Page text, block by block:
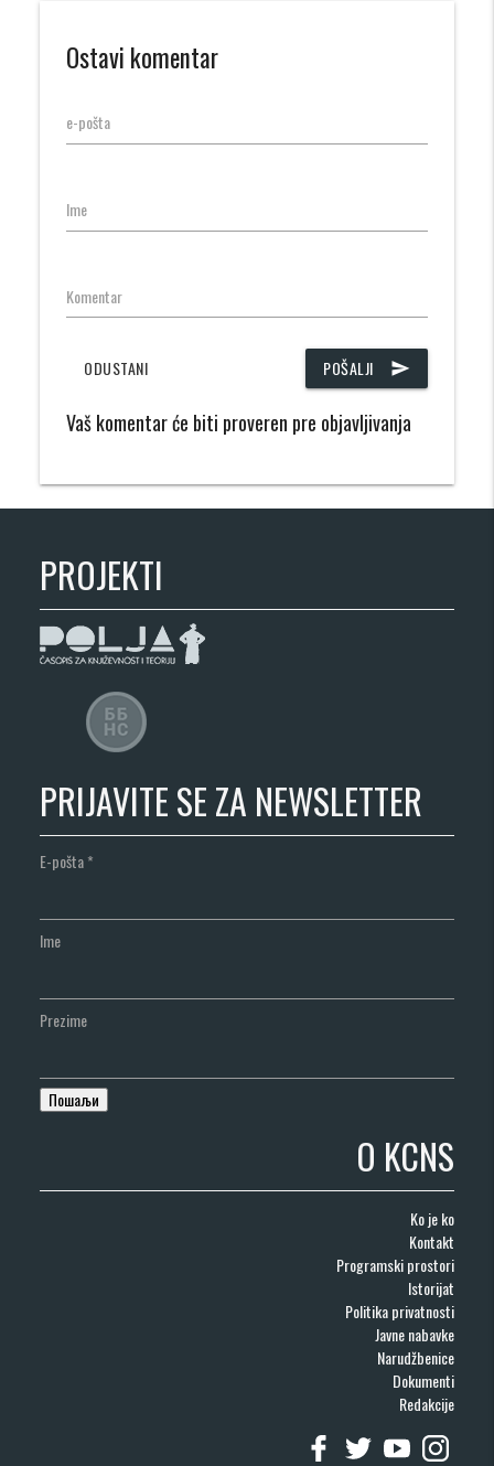
Ostavi komentar
e-pošta
Ime
Komentar
POŠALJI send
ODUSTANI
Vaš komentar će biti proveren pre objavljivanja
PROJEKTI
PRIJAVITE SE ZA NEWSLETTER
E-pošta*
Ime
Prezime
O KCNS
Ko je ko
Kontakt
Programski prostori
Istorijat
Politika privatnosti
Javne nabavke
Narudžbenice
Dokumenti
Redakcije